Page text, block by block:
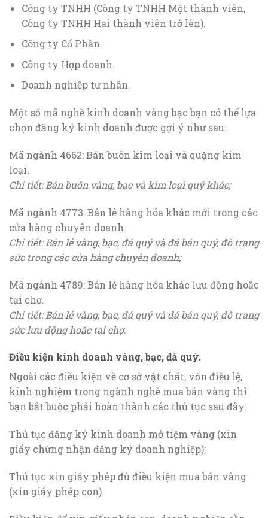
Công ty TNHH (Công ty TNHH Một thành viên,
Công ty TNHH Hai thành viên trở lên).
Công ty Cổ Phần.
Công ty Hợp doanh.
Doanh nghiệp tư nhân.
Một số mã nghề kinh doanh vàng bạc bạn có thể lựa
chọn đăng ký kinh doanh được gợi ý như sau:
Mã ngành 4662: Bán buôn kim loại và quặng kim
loại.
Chi tiết: Bán buôn vàng, bạc và kim loại quý khác;
Mã ngành 4773: Bán lẻ hàng hóa khác mới trong các
cửa hàng chuyên doanh.
Chi tiết: Bán lẻ vàng, bạc, đá quý và đá bán quý, đồ trang
sức trong các cửa hàng chuyên doanh;
Mã ngành 4789: Bán lẻ hàng hóa khác lưu động hoặc
tại chợ.
Chi tiết: Bán lẻ vàng, bạc, đá quý và đá bán quý, đồ trang
sức lưu động hoặc tại chợ.
Điều kiện kinh doanh vàng, bạc, đá quý.
Ngoài các điều kiện về cơ sở vật chất, vốn điều lệ,
kinh nghiệm trong ngành nghề mua bán vàng thì
bạn bắt buộc phải hoàn thành các thủ tục sau đây:
Thủ tục đăng ký kinh doanh mở tiệm vàng (xin
giấy chứng nhận đăng ký doanh nghiệp);
Thủ tục xin giấy phép đủ điều kiện mua bán vàng
(xin giấy phép con).